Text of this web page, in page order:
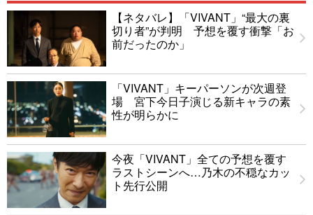
【ネタバレ】「VIVANT」“最大の裏
切り者”が判明 予想を覆す衝撃「お
前だったのか」
「VIVANT」キーパーソンが次週登
場 宮下今日子演じる新キャラの素
性が明らかに
今夜「VIVANT」全ての予想を覆す
ラストシーンへ…乃木の不穏なカッ
ト先行公開